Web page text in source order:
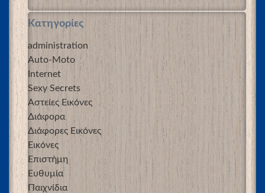
Kατηγορίες
administration
Auto-Moto
Internet
Sexy Secrets
Αστείες Εικόνες
Διάφορα
Διάφορες Εικόνες
Εικόνες
Επιστήμη
Ευθυμία
Παιχνίδια